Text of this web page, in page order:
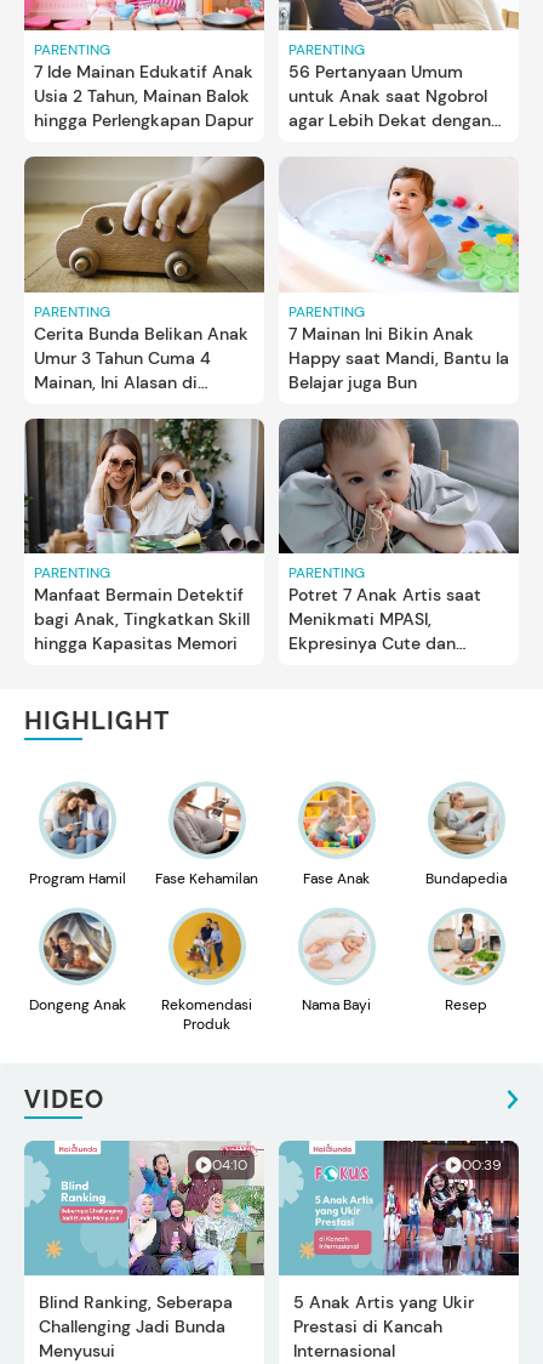
PARENTING
7 Ide Mainan Edukatif Anak
Usia 2 Tahun, Mainan Balok
hingga Perlengkapan Dapur
PARENTING
56 Pertanyaan Umum
untuk Anak saat Ngobrol
agar Lebih Dekat dengan
PARENTING
Cerita Bunda Belikan Anak
Umur 3 Tahun Cuma 4
Mainan, Ini Alasan di
PARENTING
7 Mainan Ini Bikin Anak
Happy saat Mandi, Bantu Ia
Belajar juga Bun
PARENTING
Manfaat Bermain Detektif
bagi Anak, Tingkatkan Skill
hingga Kapasitas Memori
PARENTING
Potret 7 Anak Artis saat
Menikmati MPASI,
Ekpresinya Cute dan
HIGHLIGHT
Program Hamil Fase Kehamilan Fase Anak Bundapedia
Dongeng Anak
Rekomendasi
Produk
Nama Bayi Resep
VIDEO
04:10
Blind Ranking, Seberapa
Challenging Jadi Bunda
Menyusui
00:39
5 Anak Artis yang Ukir
Prestasi di Kancah
Internasional